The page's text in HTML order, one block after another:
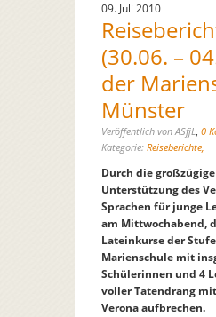
09. Juli 2010
(30.06. –
der
Münster
Veröffentlich von ASfjL, 0
Kategorie: Reiseberichte,
Durch die
Unterstützung des
Sprachen für junge
am Mittwochabend,
Lateinkurse der
Marienschule mit
Schülerinnen und 4
voller Tatendrang
Verona aufbrechen.